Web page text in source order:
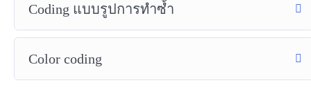
Coding แบบรูปการทำซ้ำ
Color coding